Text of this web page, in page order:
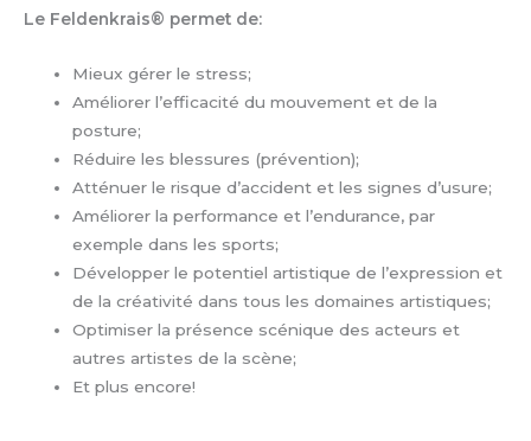
Le Feldenkrais® permet de:
Mieux gérer le stress;
Améliorer l’efficacité du mouvement et de la
posture;
Réduire les blessures (prévention);
Atténuer le risque d’accident et les signes d’usure;
Améliorer la performance et l’endurance, par
exemple dans les sports;
Développer le potentiel artistique de l’expression et
de la créativité dans tous les domaines artistiques;
Optimiser la présence scénique des acteurs et
autres artistes de la scène;
Et plus encore!